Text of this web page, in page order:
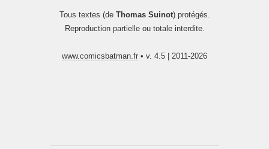
Tous textes (de Thomas Suinot) protégés.
Reproduction partielle ou totale interdite.
www.comicsbatman.fr • v. 4.5 | 2011-2026